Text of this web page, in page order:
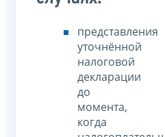
представления
уточнённой
налоговой
декларации
до
момента,
когда